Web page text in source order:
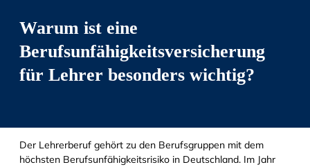
Warum ist eine
Berufsunfähigkeitsversicherung
für Lehrer besonders wichtig?
Der Lehrerberuf gehört zu den Berufsgruppen mit dem
höchsten Berufsunfähigkeitsrisiko in Deutschland. Im Jahr